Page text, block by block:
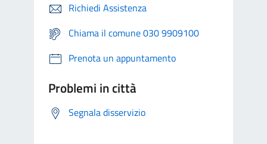
Richiedi Assistenza
Chiama il comune 030 9909100
Prenota un appuntamento
Problemi in città
Segnala disservizio